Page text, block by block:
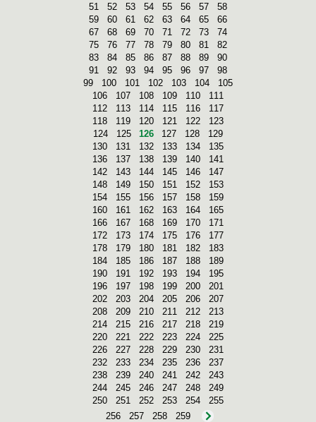
51
52 53 54 55 56 57
58
59
60 61 62 63 64 65
66
67
68 69 70 71 72 73
74
75
76 77 78 79 80 81
82
83
84 85 86 87 88 89
90
91
92 93 94 95 96 97
98
99
100 101 102 103 104
105
106
107 108 109 110
111
112
113 114 115 116
117
118
119 120 121 122
123
124
125 126 127 128
129
130
131 132 133 134
135
136
137 138 139 140
141
142
143 144 145 146
147
148
149 150 151 152
153
154
155 156 157 158
159
160
161 162 163 164
165
166
167 168 169 170
171
172
173 174 175 176
177
178
179 180 181 182
183
184
185 186 187 188
189
190
191 192 193 194
195
196
197 198 199 200
201
202
203 204 205 206
207
208
209 210 211 212
213
214
215 216 217 218
219
220
221 222 223 224
225
226
227 228 229 230
231
232
233 234 235 236
237
238
239 240 241 242
243
244
245 246 247 248
249
250
251 252 253 254
255
256
257 258 259